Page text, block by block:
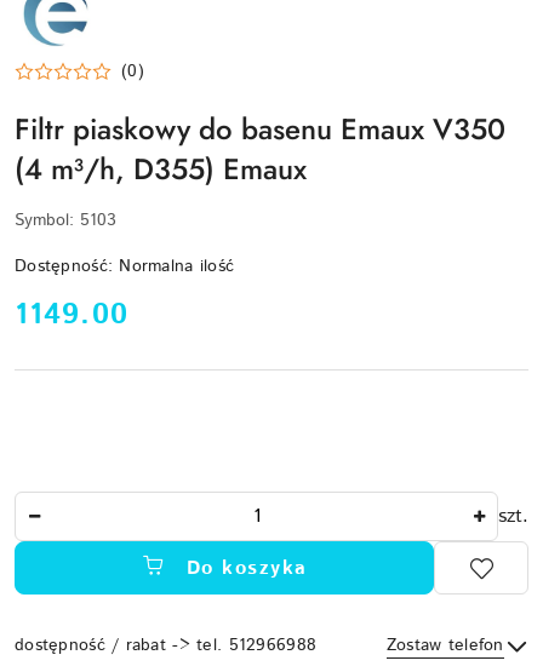
(0)
Filtr piaskowy do basenu Emaux V350
(4 m³/h, D355) Emaux
Symbol: 5103
Dostępność: Normalna ilość
cena:
1149.00
szt.
Do koszyka
dostępność / rabat -> tel. 512966988 Zostaw telefon